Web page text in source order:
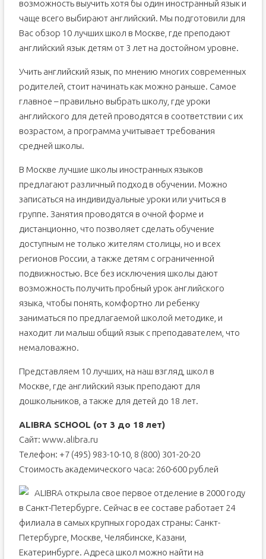
возможность выучить хотя бы один иностранный язык и
чаще всего выбирают английский. Мы подготовили для
Вас обзор 10 лучших школ в Москве, где преподают
английский язык детям от 3 лет на достойном уровне.
Учить английский язык, по мнению многих современных
родителей, стоит начинать как можно раньше. Самое
главное – правильно выбрать школу, где уроки
английского для детей проводятся в соответствии с их
возрастом, а программа учитывает требования
средней школы.
В Москве лучшие школы иностранных языков
предлагают различный подход в обучении. Можно
записаться на индивидуальные уроки или учиться в
группе. Занятия проводятся в очной форме и
дистанционно, что позволяет сделать обучение
доступным не только жителям столицы, но и всех
регионов России, а также детям с ограниченной
подвижностью. Все без исключения школы дают
возможность получить пробный урок английского
языка, чтобы понять, комфортно ли ребенку
заниматься по предлагаемой школой методике, и
находит ли малыш общий язык с преподавателем, что
немаловажно.
Представляем 10 лучших, на наш взгляд, школ в
Москве, где английский язык преподают для
дошкольников, а также для детей до 18 лет.
ALIBRA SCHOOL (от 3 до 18 лет)
Сайт: www.alibra.ru
Телефон: +7 (495) 983-10-10, 8 (800) 301-20-20
Стоимость академического часа: 260-600 рублей
ALIBRA открыла свое первое отделение в 2000 году
в Санкт-Петербурге. Сейчас в ее составе работает 24
филиала в самых крупных городах страны: Санкт-
Петербурге, Москве, Челябинске, Казани,
Екатеринбурге. Адреса школ можно найти на